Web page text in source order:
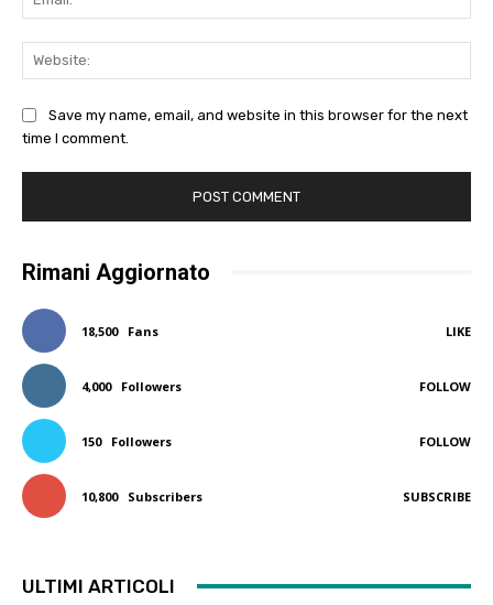
Save my name, email, and website in this browser for the next
time I comment.
Rimani Aggiornato
18,500 Fans LIKE
4,000 Followers FOLLOW
150 Followers FOLLOW
10,800 Subscribers SUBSCRIBE
ULTIMI ARTICOLI